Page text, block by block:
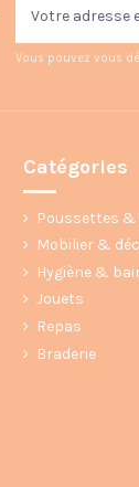
Vous pouvez vous
Catégories
Poussettes
Mobilier &
Hygiène &
Jouets
Repas
Braderie